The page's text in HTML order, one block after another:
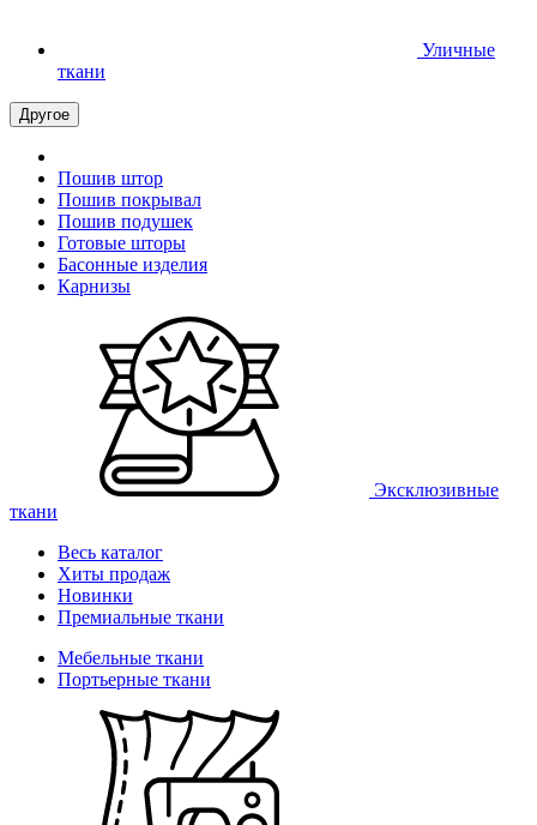
Уличные
ткани
Другое
Пошив штор
Пошив покрывал
Пошив подушек
Готовые шторы
Басонные изделия
Карнизы
Эксклюзивные
ткани
Весь каталог
Хиты продаж
Новинки
Премиальные ткани
Мебельные ткани
Портьерные ткани